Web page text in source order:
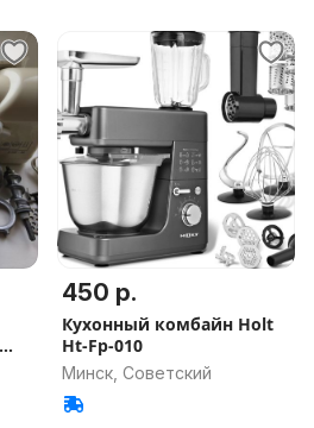
450 р.
Кухонный комбайн Holt
Ht-Fp-010
Минск, Советский